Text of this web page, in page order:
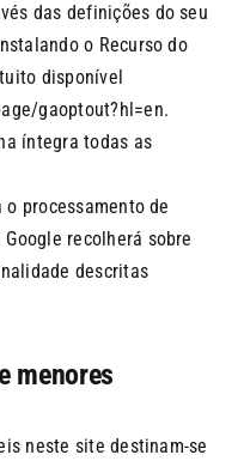
das definições do seu
o Recurso do
disponível
gaoptout?hl=en.
íntegra todas as
processamento de
recolherá sobre
descritas
menores
neste site destinam-se